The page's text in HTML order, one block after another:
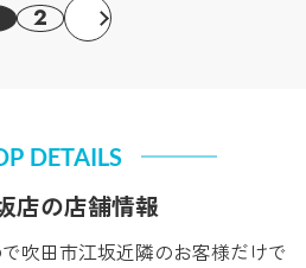
2
DETAILS
店の店舗情報
吹田市江坂近隣のお客様だけで